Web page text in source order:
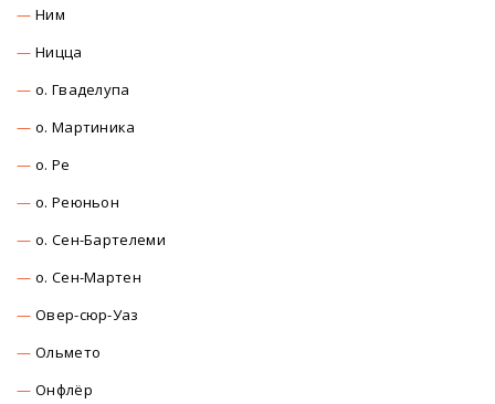
Ним
Ницца
о. Гваделупа
о. Мартиника
о. Ре
о. Реюньон
о. Сен-Бартелеми
о. Сен-Мартен
Овер-сюр-Уаз
Ольмето
Онфлёр